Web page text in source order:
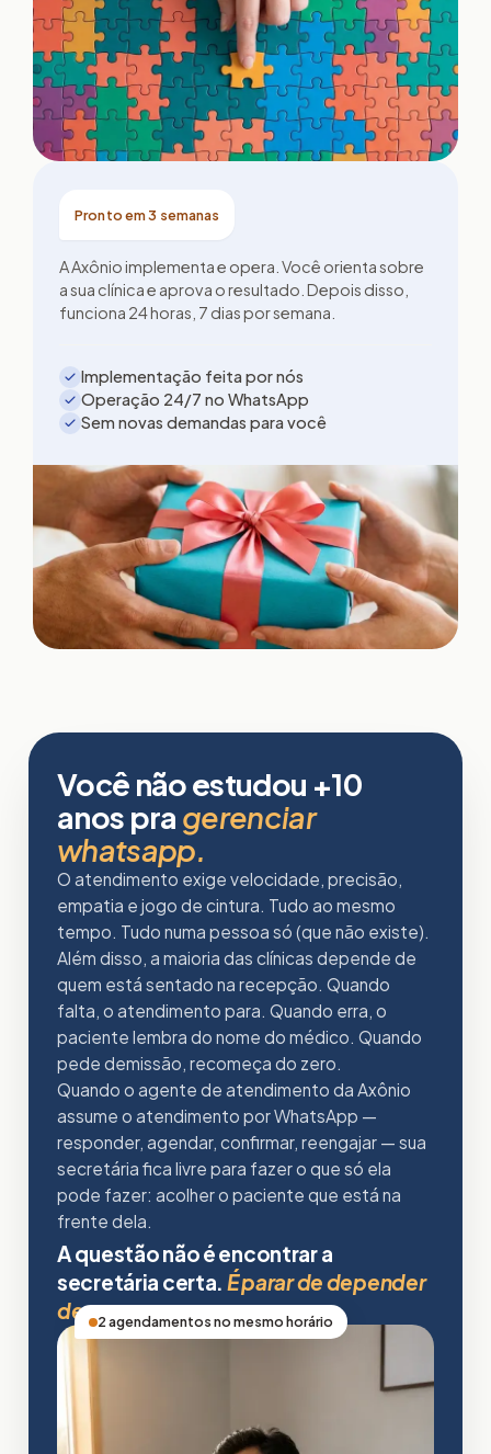
Pronto em 3 semanas
A Axônio implementa e opera. Você orienta sobre
a sua clínica e aprova o resultado. Depois disso,
funciona 24 horas, 7 dias por semana.
Implementação feita por nós
Operação 24/7 no WhatsApp
Sem novas demandas para você
Você não estudou +10
anos pra gerenciar
whatsapp.
O atendimento exige velocidade, precisão,
empatia e jogo de cintura. Tudo ao mesmo
tempo. Tudo numa pessoa só (que não existe).
Além disso, a maioria das clínicas depende de
quem está sentado na recepção. Quando
falta, o atendimento para. Quando erra, o
paciente lembra do nome do médico. Quando
pede demissão, recomeça do zero.
Quando o agente de atendimento da Axônio
assume o atendimento por WhatsApp —
responder, agendar, confirmar, reengajar — sua
secretária fica livre para fazer o que só ela
pode fazer: acolher o paciente que está na
frente dela.
A questão não é encontrar a
secretária certa. É parar de depender
de uma.2 agendamentos no mesmo horário